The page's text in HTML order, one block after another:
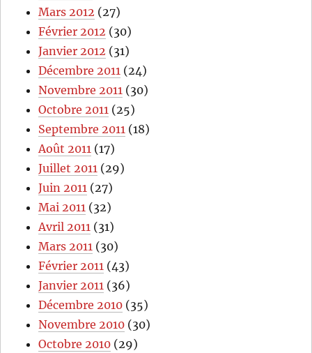
Mars 2012 (27)
Février 2012 (30)
Janvier 2012 (31)
Décembre 2011 (24)
Novembre 2011 (30)
Octobre 2011 (25)
Septembre 2011 (18)
Août 2011 (17)
Juillet 2011 (29)
Juin 2011 (27)
Mai 2011 (32)
Avril 2011 (31)
Mars 2011 (30)
Février 2011 (43)
Janvier 2011 (36)
Décembre 2010 (35)
Novembre 2010 (30)
Octobre 2010 (29)